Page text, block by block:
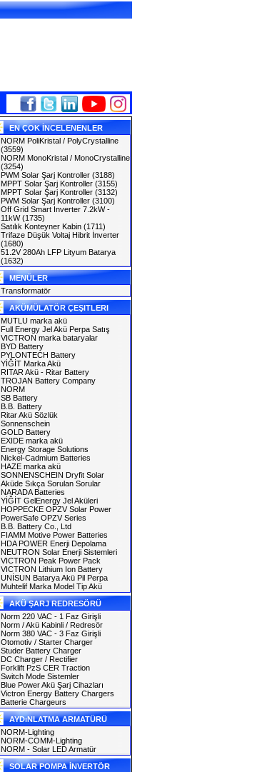
EN ÇOK İNCELENENLER
NORM PoliKristal / PolyCrystalline
(3559)
NORM MonoKristal / MonoCrystalline
(3254)
PWM Solar Şarj Kontroller (3188)
MPPT Solar Şarj Kontroller (3155)
MPPT Solar Şarj Kontroller (3132)
PWM Solar Şarj Kontroller (3100)
Off Grid Smart Inverter 7.2kW -
11kW(1735)
Satılık Konteyner Kabin (1711)
Trifaze Düşük Voltaj Hibrit İnverter
(1680)
51.2V 280Ah LFP Lityum Batarya
(1632)
MENÜLER
Transformatör
AKÜMÜLATÖR ÇEŞITLERI
MUTLU marka akü
Full Energy Jel Akü Perpa Satış
VICTRON marka bataryalar
BYD Battery
PYLONTECH Battery
YİĞİT Marka Akü
RITAR Akü - Ritar Battery
TROJAN Battery Company
NORM
SB Battery
B.B. Battery
Ritar Akü Sözlük
Sonnenschein
GOLD Battery
EXIDE marka akü
Energy Storage Solutions
Nickel-Cadmium Batteries
HAZE marka akü
SONNENSCHEIN Dryfit Solar
Aküde Sıkça Sorulan Sorular
NARADA Batteries
YİĞİT GelEnergy Jel Aküleri
HOPPECKE OPZV Solar Power
PowerSafe OPZV Series
B.B. Battery Co., Ltd
FIAMM Motive Power Batteries
HDA POWER Enerji Depolama
NEUTRON Solar Enerji Sistemleri
VICTRON Peak Power Pack
VICTRON Lithium Ion Battery
UNİSUN Batarya Akü Pil Perpa
Muhtelif Marka Model Tip Akü
AKÜ ŞARJ REDRESÖRÜ
Norm 220 VAC - 1 Faz Girişli
Norm / Akü Kabinli / Redresör
Norm 380 VAC - 3 Faz Girişli
Otomotiv / Starter Charger
Studer Battery Charger
DC Charger / Rectifier
Forklift PzS CER Traction
Switch Mode Sistemler
Blue Power Akü Şarj Cihazları
Victron Energy Battery Chargers
Batterie Chargeurs
AYDıNLATMA ARMATÜRÜ
NORM-Lighting
NORM-COMM-Lighting
NORM - Solar LED Armatür
SOLAR POMPA İNVERTÖR